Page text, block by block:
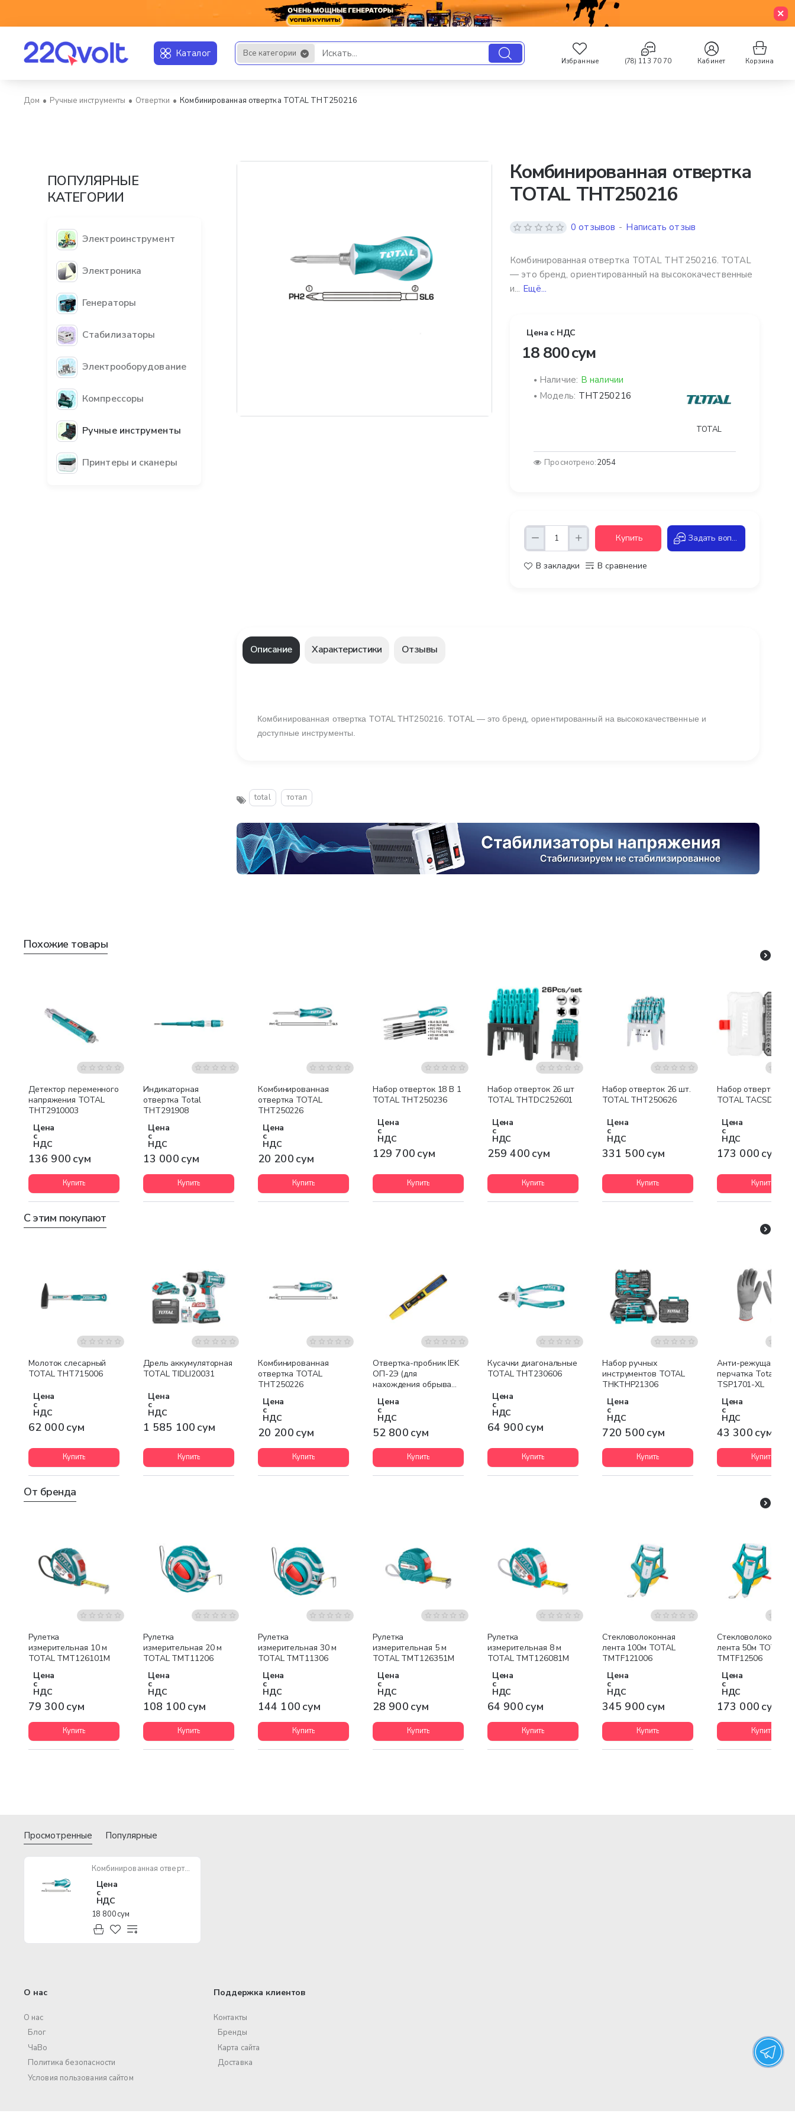
Каталог Все категории
Искать... Избранные (78) 113 70 70 Кабинет Корзина
Ручные инструменты Отвертки Комбинированная отвертка TOTAL THT250216
ПОПУЛЯРНЫЕ
КАТЕГОРИИ
Электроинструмент
Электроника
Генераторы
Стабилизаторы
Электрооборудование
Компрессоры
Ручные инструменты
Принтеры и сканеры
Комбинированная отвертка
TOTAL THT250216
Комбинированная отвертка TOTAL THT250216. TOTAL
— это бренд, ориентированный на высококачественные
и... Ещё...
0 отзывов - Написать отзыв
Цена с НДС
18 800 сум
Наличие: В наличии
Модель: THT250216
TOTAL
Просмотрено:2054
Купить Задать вопрос
В закладки В сравнение
Описание Характеристики Отзывы
Комбинированная отвертка TOTAL THT250216. TOTAL — это бренд, ориентированный на высококачественные и
доступные инструменты.
total тотал
Похожие товары
Детектор переменного
напряжения TOTAL
THT2910003
Цена
с
НДС
136 900 сум
Купить
Индикаторная
отвертка Total
THT291908
Цена
с
НДС
13 000 сум
Купить
Комбинированная
отвертка TOTAL
THT250226
Цена
с
НДС
20 200 сум
Купить
Набор отверток 18 В 1
TOTAL THT250236
Цена
с
НДС
129 700 сум
Купить
Набор отверток 26 шт
TOTAL THTDC252601
Цена
с
НДС
259 400 сум
Купить
Набор отверток 26 шт.
TOTAL THT250626
Цена
с
НДС
331 500 сум
Купить
Набор отверток 55
TOTAL
Цена
с
НДС
173 000 сум
Купить
С этим покупают
Молоток слесарный
TOTAL THT715006
Цена
с
НДС
62 000 сум
Купить
Бесплатная доставка
Дрель аккумуляторная
TOTAL TIDLI20031
Цена
с
НДС
1 585 100 сум
Купить
Комбинированная
отвертка TOTAL
THT250226
Цена
с
НДС
20 200 сум
Купить
Отвертка-пробник IEK
ОП-2Э (для
нахождения обрыва
Цена
с
НДС
52 800 сум
Купить
Кусачки диагональные
TOTAL THT230606
Цена
с
НДС
64 900 сум
Купить
Набор ручных
инструментов TOTAL
THKTHP21306
Цена
с
НДС
720 500 сум
Купить
Анти-режущая
перчатка Total
TSP1701-XL
Цена
с
НДС
43 300 сум
Купить
От бренда
Рулетка
измерительная 10 м
TOTAL TMT126101M
Цена
с
НДС
79 300 сум
Купить
Рулетка
измерительная 20 м
TOTAL TMT11206
Цена
с
НДС
108 100 сум
Купить
Рулетка
измерительная 30 м
TOTAL TMT11306
Цена
с
НДС
144 100 сум
Купить
Рулетка
измерительная 5 м
TOTAL TMT126351M
Цена
с
НДС
28 900 сум
Купить
Рулетка
измерительная 8 м
TOTAL TMT126081M
Цена
с
НДС
64 900 сум
Купить
Стекловолоконная
лента 100м TOTAL
TMTF121006
Цена
с
НДС
345 900 сум
Купить
Стекловолоконная
лента 50м TOTAL
TMTF12506
Цена
с
НДС
173 000 сум
Купить
Просмотренные Популярные
Комбинированная отвертка TOTAL THT250216
Цена
с
НДС
18 800 сум
О нас
О нас
Блог
ЧаВо
Политика безопасности
Условия пользования сайтом
Поддержка клиентов
Контакты
Бренды
Карта сайта
Доставка